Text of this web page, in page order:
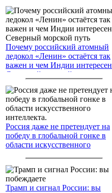
Почему российский атомный
ледокол «Ленин» остаётся так
важен и чем Индии интересен
Северный морской путь
Россия даже не претендует на
победу в глобальной гонке в
области искусственного
Трамп и сигнал России: вы